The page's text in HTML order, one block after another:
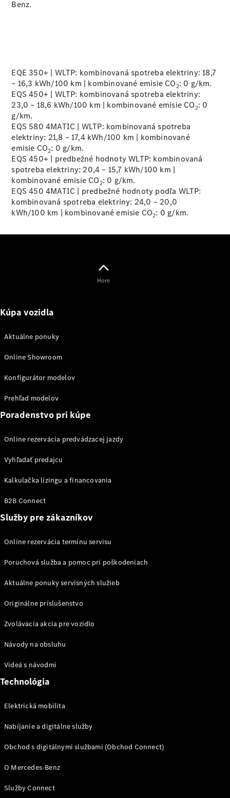
Vozidlá k
priamemu
odberu
Konfigurátor
Kupé
Všetky Kupé
CLE kupé
Elektromobil
priamemu
odberu
Všetky
CLE
Mercedes-
roadster
Mercedes-
Series
priamemu
Konfigurátor
VLE
priamemu
Konfigurátor
Benz.
EQE 350+ | WLTP: kombinovaná spotreba elektriny: 18,7
– 16,3 kWh/100 km | kombinované emisie CO2: 0 g/km.
EQS 450+ | WLTP: kombinovaná spotreba elektriny:
23,0 – 18,6 kWh/100 km | kombinované emisie CO2: 0
g/km.
EQS 580 4MATIC | WLTP: kombinovaná spotreba
elektriny: 21,8 – 17,4 kWh/100 km | kombinované
emisie CO2: 0 g/km.
EQS 450+ | predbežné hodnoty WLTP: kombinovaná
spotreba elektriny: 20,4 – 15,7 kWh/100 km |
kombinované emisie CO2: 0 g/km.
EQS 450 4MATIC | predbežné hodnoty podľa WLTP:
kombinovaná spotreba elektriny: 24,0 – 20,0
kWh/100 km | kombinované emisie CO2: 0 g/km.
Hore
Kúpa vozidla
Aktuálne ponuky
Online Showroom
Konfigurátor modelov
Prehľad modelov
Poradenstvo pri kúpe
Online rezervácia predvádzacej jazdy
Vyhľadať predajcu
Kalkulačka lízingu a financovania
B2B Connect
Služby pre zákazníkov
Online rezervácia termínu servisu
Poruchová služba a pomoc pri poškodeniach
Aktuálne ponuky servisných služieb
Originálne príslušenstvo
Zvolávacia akcia pre vozidlo
Návody na obsluhu
Videá s návodmi
Technológia
Elektrická mobilita
Nabíjanie a digitálne služby
Obchod s digitálnymi službami (Obchod Connect)
O Mercedes-Benz
Služby Connect